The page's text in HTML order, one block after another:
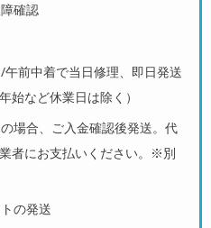
確認
前中着で当日修理、即日発送
始など休業日は除く）
場合、ご入金確認後発送。代
者にお支払いください。※別
の発送